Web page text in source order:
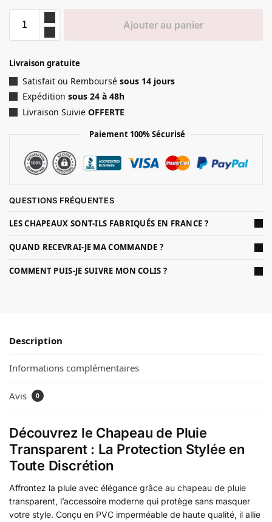
Ajouter au panier
Livraison gratuite
Satisfait ou Remboursé sous 14 jours
Expédition sous 24 à 48h
Livraison Suivie OFFERTE
Paiement 100% Sécurisé
QUESTIONS FRÉQUENTES
LES CHAPEAUX SONT-ILS FABRIQUÉS EN FRANCE ?
QUAND RECEVRAI-JE MA COMMANDE ?
COMMENT PUIS-JE SUIVRE MON COLIS ?
Description
Informations complémentaires
Avis 0
Découvrez le Chapeau de Pluie
Transparent : La Protection Stylée en
Toute Discrétion
Affrontez la pluie avec élégance grâce au chapeau de pluie
transparent, l’accessoire moderne qui protège sans masquer
votre style. Conçu en PVC imperméable de haute qualité, il allie